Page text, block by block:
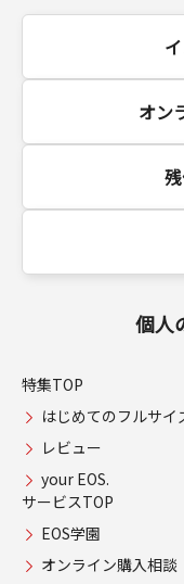
オン
個人
特集TOP
はじめてのフルサイ
レビュー
your EOS.
サービスTOP
EOS学園
オンライン購入相談